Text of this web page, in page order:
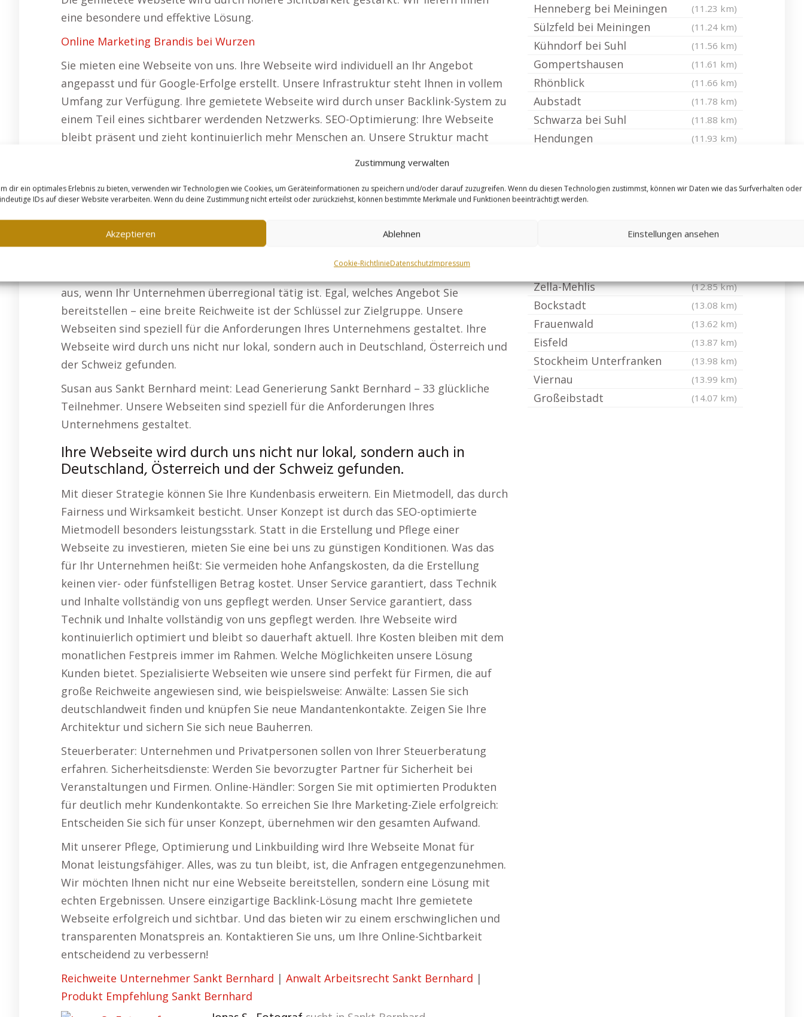
Zustimmung verwalten
dir ein optimales Erlebnis zu bieten, verwenden wir Technologien wie Cookies, um Geräteinformationen zu speichern und/oder darauf zuzugreifen. Wenn du diesen Technologien zustimmst, können wir Daten wie das Surfverhalten oder
IDs auf dieser Website verarbeiten. Wenn du deine Zustimmung nicht erteilst oder zurückziehst, können bestimmte Merkmale und Funktionen beeinträchtigt werden.
Akzeptieren Ablehnen Einstellungen ansehen
Cookie-RichtlinieDatenschutzImpressum
eine besondere und effektive Lösung.
Online Marketing Brandis bei Wurzen
Sie mieten eine Webseite von uns. Ihre Webseite wird individuell an Ihr Angebot
angepasst und für Google-Erfolge erstellt. Unsere Infrastruktur steht Ihnen in vollem
Umfang zur Verfügung. Ihre gemietete Webseite wird durch unser Backlink-System zu
einem Teil eines sichtbarer werdenden Netzwerks. SEO-Optimierung: Ihre Webseite
bleibt präsent und zieht kontinuierlich mehr Menschen an. Unsere Struktur macht
Ihre Angebote müssen für potenzielle Kunden heute leicht zugänglich sein. Sichtbar zu
dazu bringt, Interesse zu zeigen und sich bei Ihnen zu melden. Der Prozess der SEO-
Lead-Generierung ist unser Spezialgebiet.
aus, wenn Ihr Unternehmen überregional tätig ist. Egal, welches Angebot Sie
bereitstellen – eine breite Reichweite ist der Schlüssel zur Zielgruppe. Unsere
Webseiten sind speziell für die Anforderungen Ihres Unternehmens gestaltet. Ihre
Webseite wird durch uns nicht nur lokal, sondern auch in Deutschland, Österreich und
der Schweiz gefunden.
Susan aus Sankt Bernhard meint: Lead Generierung Sankt Bernhard – 33 glückliche
Teilnehmer. Unsere Webseiten sind speziell für die Anforderungen Ihres
Unternehmens gestaltet.
Ihre Webseite wird durch uns nicht nur lokal, sondern auch in
Deutschland, Österreich und der Schweiz gefunden.
Mit dieser Strategie können Sie Ihre Kundenbasis erweitern. Ein Mietmodell, das durch
Fairness und Wirksamkeit besticht. Unser Konzept ist durch das SEO-optimierte
Mietmodell besonders leistungsstark. Statt in die Erstellung und Pflege einer
Webseite zu investieren, mieten Sie eine bei uns zu günstigen Konditionen. Was das
für Ihr Unternehmen heißt: Sie vermeiden hohe Anfangskosten, da die Erstellung
keinen vier- oder fünfstelligen Betrag kostet. Unser Service garantiert, dass Technik
und Inhalte vollständig von uns gepflegt werden. Unser Service garantiert, dass
Technik und Inhalte vollständig von uns gepflegt werden. Ihre Webseite wird
kontinuierlich optimiert und bleibt so dauerhaft aktuell. Ihre Kosten bleiben mit dem
monatlichen Festpreis immer im Rahmen. Welche Möglichkeiten unsere Lösung
Kunden bietet. Spezialisierte Webseiten wie unsere sind perfekt für Firmen, die auf
große Reichweite angewiesen sind, wie beispielsweise: Anwälte: Lassen Sie sich
deutschlandweit finden und knüpfen Sie neue Mandantenkontakte. Zeigen Sie Ihre
Architektur und sichern Sie sich neue Bauherren.
Steuerberater: Unternehmen und Privatpersonen sollen von Ihrer Steuerberatung
erfahren. Sicherheitsdienste: Werden Sie bevorzugter Partner für Sicherheit bei
Veranstaltungen und Firmen. Online-Händler: Sorgen Sie mit optimierten Produkten
für deutlich mehr Kundenkontakte. So erreichen Sie Ihre Marketing-Ziele erfolgreich:
Entscheiden Sie sich für unser Konzept, übernehmen wir den gesamten Aufwand.
Mit unserer Pflege, Optimierung und Linkbuilding wird Ihre Webseite Monat für
Monat leistungsfähiger. Alles, was zu tun bleibt, ist, die Anfragen entgegenzunehmen.
Wir möchten Ihnen nicht nur eine Webseite bereitstellen, sondern eine Lösung mit
echten Ergebnissen. Unsere einzigartige Backlink-Lösung macht Ihre gemietete
Webseite erfolgreich und sichtbar. Und das bieten wir zu einem erschwinglichen und
transparenten Monatspreis an. Kontaktieren Sie uns, um Ihre Online-Sichtbarkeit
entscheidend zu verbessern!
Reichweite Unternehmer Sankt Bernhard | Anwalt Arbeitsrecht Sankt Bernhard |
Produkt Empfehlung Sankt Bernhard
Henneberg bei Meiningen (11.23 km)
Sülzfeld bei Meiningen (11.24 km)
Kühndorf bei Suhl (11.56 km)
Gompertshausen (11.61 km)
Rhönblick (11.66 km)
Aubstadt (11.78 km)
Schwarza bei Suhl (11.88 km)
Hendungen (11.93 km)
Südwestthüringen (12.44 km)
(12.67 km)
Zella-Mehlis (12.85 km)
Bockstadt (13.08 km)
Frauenwald (13.62 km)
Eisfeld (13.87 km)
Stockheim Unterfranken (13.98 km)
Viernau (13.99 km)
Großeibstadt (14.07 km)